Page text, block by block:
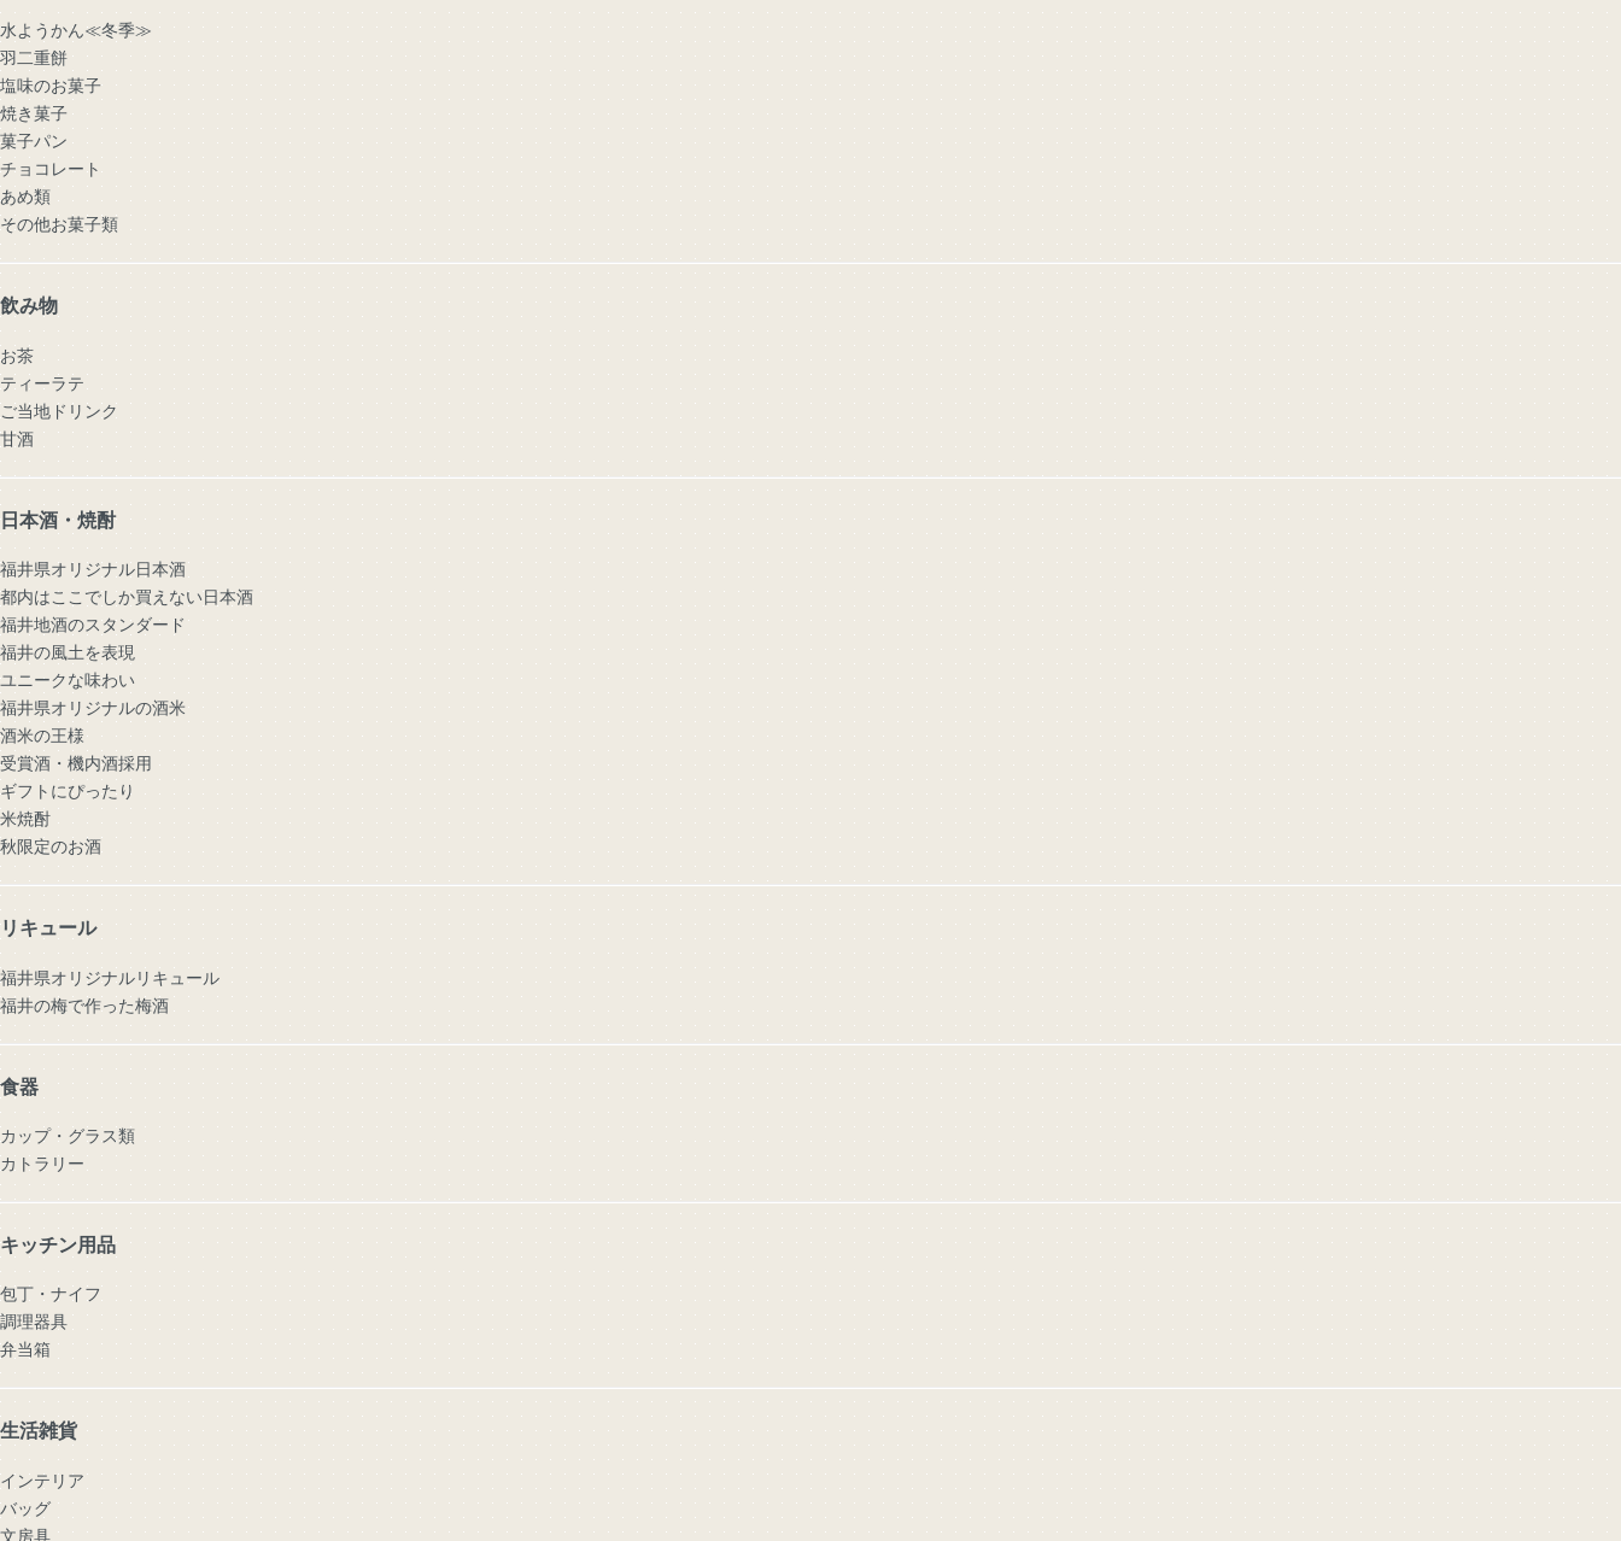
水ようかん≪冬季≫
羽二重餅
塩味のお菓子
焼き菓子
菓子パン
チョコレート
あめ類
その他お菓子類
飲み物
お茶
ティーラテ
ご当地ドリンク
甘酒
日本酒・焼酎
福井県オリジナル日本酒
都内はここでしか買えない日本酒
福井地酒のスタンダード
福井の風土を表現
ユニークな味わい
福井県オリジナルの酒米
酒米の王様
受賞酒・機内酒採用
ギフトにぴったり
米焼酎
秋限定のお酒
リキュール
福井県オリジナルリキュール
福井の梅で作った梅酒
食器
カップ・グラス類
カトラリー
キッチン用品
包丁・ナイフ
調理器具
弁当箱
生活雑貨
インテリア
バッグ
文房具